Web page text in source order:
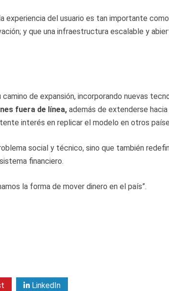
experiencia del usuario es tan importante
y que una infraestructura escalable y
de expansión, incorporando nuevas
fuera de línea, además de extenderse
interés en replicar el modelo en otros
social y técnico, sino que también
financiero.
la forma de mover dinero en el país”.
LinkedIn